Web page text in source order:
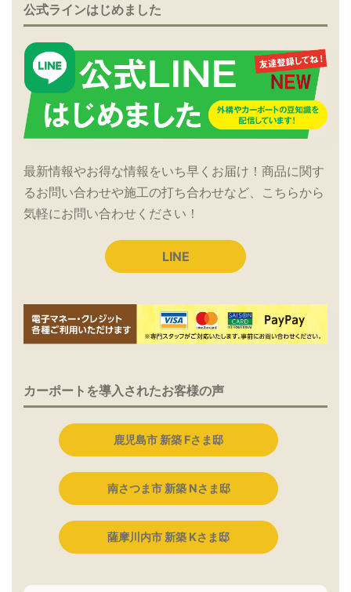
公式ラインはじめました
最新情報やお得な情報をいち早くお届け！商品に関す
るお問い合わせや施工の打ち合わせなど、こちらから
気軽にお問い合わせください！
LINE
カーポートを導入されたお客様の声
鹿児島市 新築 Fさま邸
南さつま市 新築 Nさま邸
薩摩川内市 新築 Kさま邸